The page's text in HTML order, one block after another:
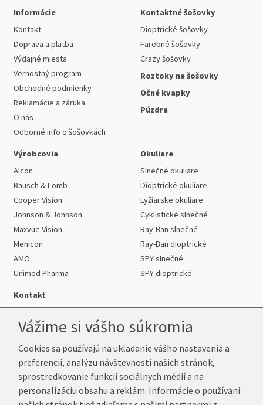
Informácie
Kontakt
Doprava a platba
Výdajné miesta
Vernostný program
Obchodné podmienky
Reklamácie a záruka
O nás
Odborné info o šošovkách
Kontaktné šošovky
Dioptrické šošovky
Farebné šošovky
Crazy šošovky
Roztoky na šošovky
Očné kvapky
Púzdra
Výrobcovia
Alcon
Bausch & Lomb
Cooper Vision
Johnson & Johnson
Maxvue Vision
Menicon
AMO
Unimed Pharma
Okuliare
Slnečné okuliare
Dioptrické okuliare
Lyžiarske okuliare
Cyklistické slnečné
Ray-Ban slnečné
Ray-Ban dioptrické
SPY slnečné
SPY dioptrické
Kontakt
Telefón:+421 222 205 863
E-mail:info@k-sosovky.sk
Reklamačná adresa
Andrea Votavová
Vážime si vášho súkromia
Cookies sa používajú na ukladanie vášho nastavenia a
preferencií, analýzu návštevnosti našich stránok,
sprostredkovanie funkcií sociálnych médií a na
personalizáciu obsahu a reklám. Informácie o používaní